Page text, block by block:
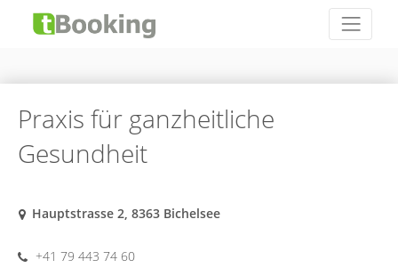
Praxis für ganzheitliche
Gesundheit
Hauptstrasse 2, 8363 Bichelsee
+41 79 443 74 60